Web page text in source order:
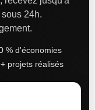
24h.
% d'économies
projets réalisés